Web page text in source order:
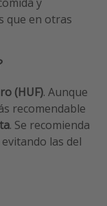
que en otras
(HUF). Aunque
recomendable
. Se recomienda
las del